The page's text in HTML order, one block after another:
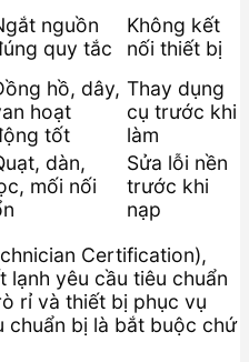
nguồn
quy tắc
Không kết
nối thiết bị
hồ, dây,
hoạt
tốt
Thay dụng
cụ trước khi
làm
dàn,
mối nối
Sửa lỗi nền
trước khi
nạp
Certification),
yêu cầu tiêu chuẩn
rỉ và thiết bị phục vụ
chuẩn bị là bắt buộc chứ